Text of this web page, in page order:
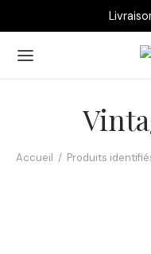
Accueil / Produits